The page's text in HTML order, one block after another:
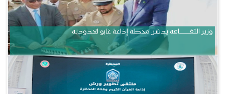
وزير الثقــــــــــافة يدشن محطة إذاعة غابو الحدودية